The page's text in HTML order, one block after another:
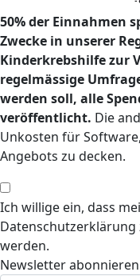
50% der Einnahmen
Zwecke in unserer
Kinderkrebshilfe zur
regelmässige
werden soll, alle
veröffentlicht. Die
Unkosten für
Angebots zu decken.
Ich willige ein, dass
werden.
Newsletter abonnieren